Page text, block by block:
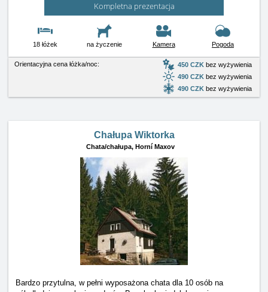
Kompletna prezentacja
18 łóżek na życzenie Kamera Pogoda
Orientacyjna cena łóżka/noc: 450 CZK bez wyżywienia
490 CZK bez wyżywienia
490 CZK bez wyżywienia
Chałupa Wiktorka
Chata/chałupa, Horní Maxov
Bardzo przytulna, w pełni wyposażona chata dla 10 osób na